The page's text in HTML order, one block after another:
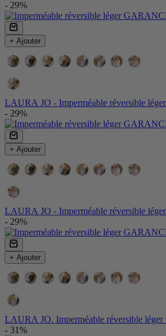
- 29%
+ Ajouter
Couleur:
Couleur
LAURA JO - Imperméable réversible
- 29%
+ Ajouter
Couleur:
Couleur
LAURA JO - Imperméable réversible
- 29%
+ Ajouter
Couleur:
Couleur
LAURA JO. Imperméable réversible
- 31%